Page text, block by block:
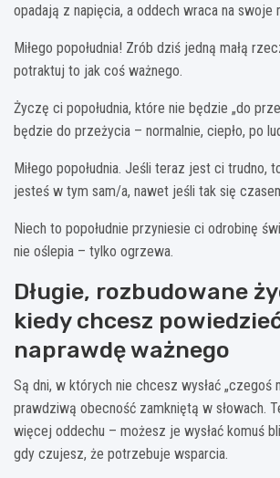
opadają z napięcia, a oddech wraca na swoje
Miłego popołudnia! Zrób dziś jedną małą
potraktuj to jak coś ważnego.
Życzę ci popołudnia, które nie będzie „do
będzie do przeżycia – normalnie, ciepło, po
Miłego popołudnia. Jeśli teraz jest ci trudno,
jesteś w tym sam/a, nawet jeśli tak się
Niech to popołudnie przyniesie ci odrobinę
nie oślepia – tylko ogrzewa.
Długie, rozbudowane
kiedy chcesz
naprawdę ważnego
Są dni, w których nie chcesz wysłać „czegoś
prawdziwą obecność zamkniętą w słowach.
więcej oddechu – możesz je wysłać komuś
gdy czujesz, że potrzebuje wsparcia.